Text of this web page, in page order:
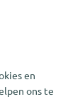
en
ons te